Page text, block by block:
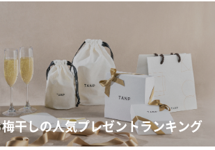
干しの人気プレゼントランキング